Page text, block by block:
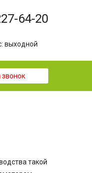
64-20
выходной
звонок
такой